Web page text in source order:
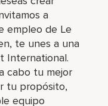
a
empleo de Le
te unes a una
International.
cabo tu mejor
tu propósito,
equipo